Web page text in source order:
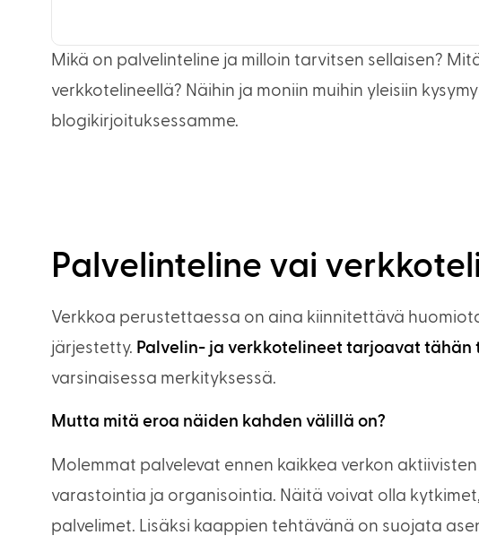
Mikä on palvelinteline ja milloin tarvitsen sellaisen?
verkkotelineellä? Näihin ja moniin muihin yleisiin
blogikirjoituksessamme.
Palvelinteline vai
Verkkoa perustettaessa on aina kiinnitettävä
järjestetty. Palvelin- ja verkkotelineet tarjoavat
varsinaisessa merkityksessä.
Mutta mitä eroa näiden kahden välillä on?
Molemmat palvelevat ennen kaikkea verkon
varastointia ja organisointia. Näitä voivat olla
palvelimet. Lisäksi kaappien tehtävänä on suojata